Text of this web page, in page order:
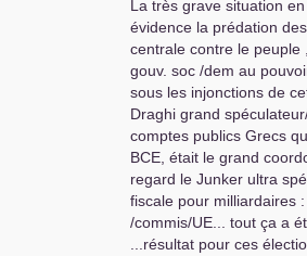
La très grave situation
évidence la prédation
centrale contre le peuple
gouv. soc /dem au
sous les injonctions de
Draghi grand
comptes publics Grecs
BCE, était le grand
regard le Junker ultra
fiscale pour milliardaires
/commis/UE... tout ça a
...résultat pour ces